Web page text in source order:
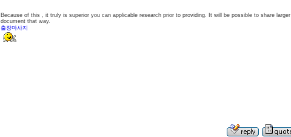
Because of this , it truly is superior you can applicable research prior to providing. It will be possible to share larger
document that way.
출장마사지